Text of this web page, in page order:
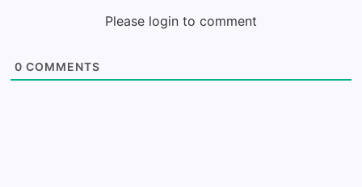
Please login to comment
0 COMMENTS